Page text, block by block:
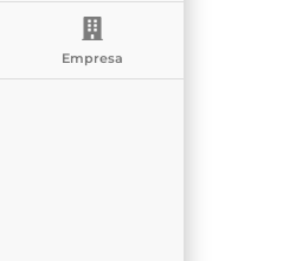
Empresa